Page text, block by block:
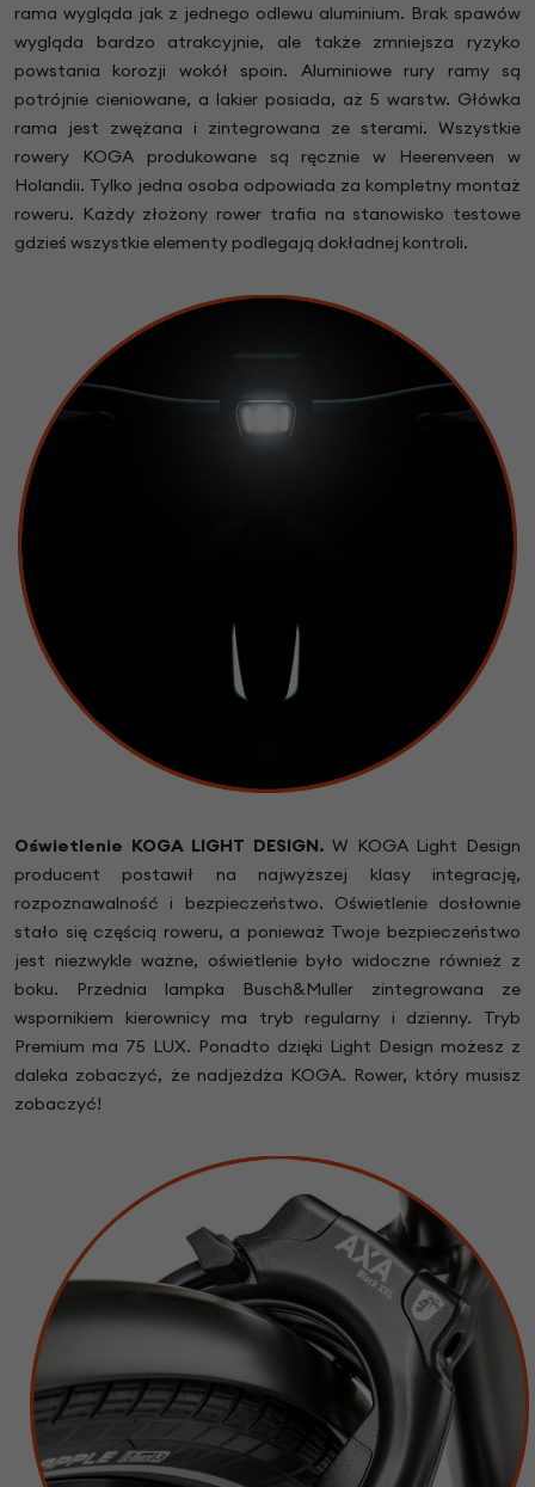
rama wygląda jak z jednego odlewu aluminium. Brak spawów
wygląda bardzo atrakcyjnie, ale także zmniejsza ryzyko
powstania korozji wokół spoin. Aluminiowe rury ramy są
potrójnie cieniowane, a lakier posiada, aż 5 warstw. Główka
rama jest zwężana i zintegrowana ze sterami. Wszystkie
rowery KOGA produkowane są ręcznie w Heerenveen w
Holandii. Tylko jedna osoba odpowiada za kompletny montaż
roweru. Każdy złożony rower trafia na stanowisko testowe
gdzieś wszystkie elementy podlegają dokładnej kontroli.
Oświetlenie KOGA LIGHT DESIGN.W KOGA Light Design
producent postawił na najwyższej klasy integrację,
rozpoznawalność i bezpieczeństwo. Oświetlenie dosłownie
stało się częścią roweru, a ponieważ Twoje bezpieczeństwo
jest niezwykle ważne, oświetlenie było widoczne również z
boku. Przednia lampka Busch&Muller zintegrowana ze
wspornikiem kierownicy ma tryb regularny i dzienny. Tryb
Premium ma 75 LUX. Ponadto dzięki Light Design możesz z
daleka zobaczyć, że nadjeżdża KOGA. Rower, który musisz
zobaczyć!